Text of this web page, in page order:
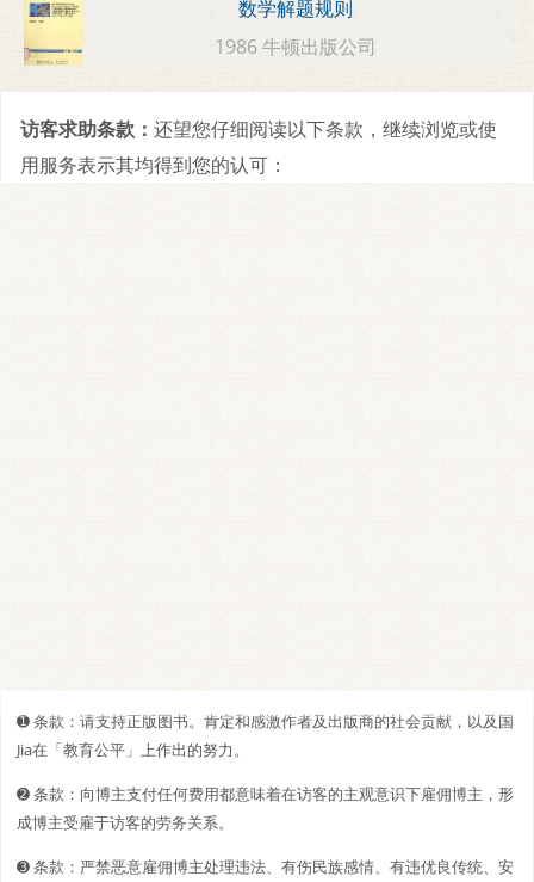
数学解题规则
1986 牛顿出版公司
访客求助条款： 还望您仔细阅读以下条款，继续浏览或使
用服务表示其均得到您的认可：
➊️ 条款：请支持正版图书。肯定和感激作者及出版商的社会贡献，以及国
Jia在「教育公平」上作出的努力。
➋️️ 条款：向博主支付任何费用都意味着在访客的主观意识下雇佣博主，形
成博主受雇于访客的劳务关系。
➌ 条款：严禁恶意雇佣博主处理违法、有伤民族感情、有违优良传统、安